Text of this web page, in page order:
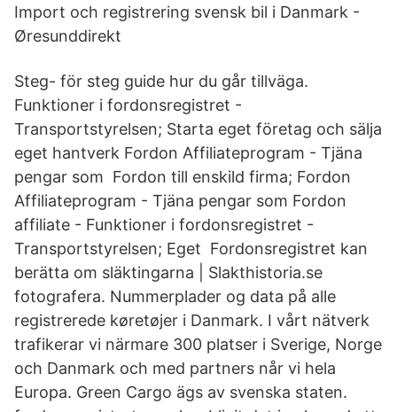
Import och registrering svensk bil i Danmark -
Øresunddirekt
Steg- för steg guide hur du går tillväga.
Funktioner i fordonsregistret -
Transportstyrelsen; Starta eget företag och sälja
eget hantverk Fordon Affiliateprogram - Tjäna
pengar som Fordon till enskild firma; Fordon
Affiliateprogram - Tjäna pengar som Fordon
affiliate - Funktioner i fordonsregistret -
Transportstyrelsen; Eget Fordonsregistret kan
berätta om släktingarna | Slakthistoria.se
fotografera. Nummerplader og data på alle
registrerede køretøjer i Danmark. I vårt nätverk
trafikerar vi närmare 300 platser i Sverige, Norge
och Danmark och med partners når vi hela
Europa. Green Cargo ägs av svenska staten.